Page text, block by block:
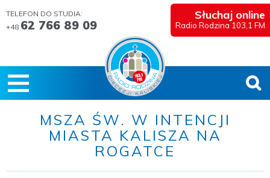
TELEFON DO STUDIA:
+48 62 766 89 09
Słuchaj online
Radio Rodzina 103,1 FM
MSZA ŚW. W INTENCJI
MIASTA KALISZA NA
ROGATCE